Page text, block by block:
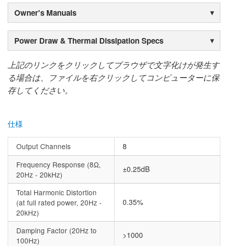
Owner's Manuals
Power Draw & Thermal Dissipation Specs
上記のリンクをクリックしてブラウザで文字化けが発生す
る場合は、ファイルを右クリックしてコンピューターに保
存してください。
仕様
Output Channels
8
Frequency Response (8Ω,
20Hz - 20kHz)
±0.25dB
Total Harmonic Distortion
(at full rated power, 20Hz -
20kHz)
0.35%
Damping Factor (20Hz to
100Hz)
>1000